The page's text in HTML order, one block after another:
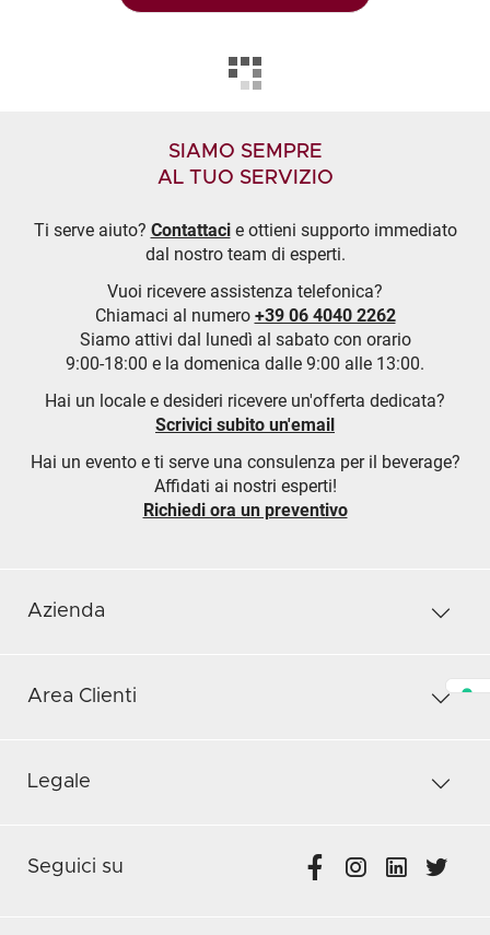
SIAMO SEMPRE
AL TUO SERVIZIO
Ti serve aiuto? Contattacie ottieni supporto immediato
dal nostro team di esperti.
Vuoi ricevere assistenza telefonica?
Chiamaci al numero +39 06 4040 2262
Siamo attivi dal lunedì al sabato con orario
9:00-18:00 e la domenica dalle 9:00 alle 13:00.
Hai un locale e desideri ricevere un'offerta dedicata?
Scrivici subito un'email
Hai un evento e ti serve una consulenza per il beverage?
Affidati ai nostri esperti!
Richiedi ora un preventivo
Azienda
Area Clienti
Legale
Seguici su